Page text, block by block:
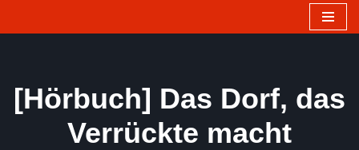
[Hörbuch] Das Dorf, das
Verrückte macht